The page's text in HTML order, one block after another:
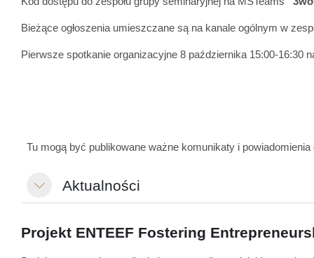
Bieżące ogłoszenia umieszczane są na kanale ogólnym w
Pierwsze spotkanie organizacyjne 8 października 15:00-16:30
Tu mogą być publikowane ważne komunikaty i
СвернутьAktualności
Projekt ENTEEF Fostering